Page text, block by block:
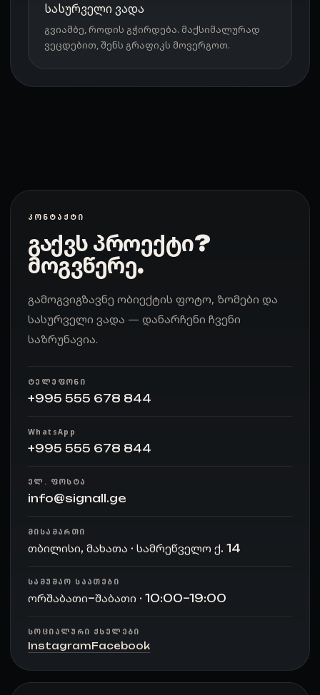
სასურველი ვადა
გვიამბე, როდის გჭირდება. მაქსიმალურად
ვეცდებით, შენს გრაფიკს მოვერგოთ.
ᲙᲝᲜᲢᲐᲥᲢᲘ
გაქვს პროექტი?
მოგვწერე.
გამოგვიგზავნე ობიექტის ფოტო, ზომები და
სასურველი ვადა — დანარჩენი ჩვენი
საზრუნავია.
ᲢᲔᲚᲔᲤᲝᲜᲘ
+995 555 678 844
WhatsApp
+995 555 678 844
ᲔᲚ. ᲤᲝᲡᲢᲐ
info@signall.ge
ᲛᲘᲡᲐᲛᲐᲠᲗᲘ
თბილისი, მახათა · სამრეწველო ქ. 14
ᲡᲐᲛᲣᲨᲐᲝ ᲡᲐᲐᲗᲔᲑᲘ
ორშაბათი–შაბათი · 10:00–19:00
ᲡᲝᲪᲘᲐᲚᲣᲠᲘ ᲥᲡᲔᲚᲔᲑᲘ
InstagramFacebook